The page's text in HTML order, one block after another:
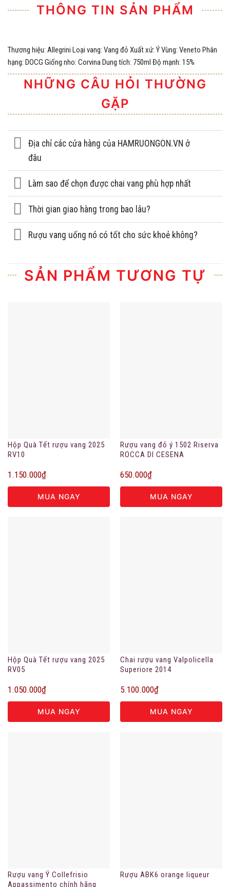
THÔNG TIN SẢN PHẨM
Thương hiệu: Allegrini Loại vang: Vang đỏ Xuất xứ: Ý Vùng: Veneto Phân
hạng: DOCG Giống nho: Corvina Dung tích: 750ml Độ mạnh: 15%
NHỮNG CÂU HỎI THƯỜNG
GẶP
Địa chỉ các cửa hàng của HAMRUONGON.VN ở
đâu
Làm sao để chọn được chai vang phù hợp nhất
Thời gian giao hàng trong bao lâu?
Rượu vang uống nó có tốt cho sức khoẻ không?
SẢN PHẨM TƯƠNG TỰ
Hộp Quà Tết rượu vang 2025
RV10
1.150.000₫
MUA NGAY
Rượu vang đỏ ý 1502 Riserva
ROCCA DI CESENA
650.000₫
MUA NGAY
Hộp Quà Tết rượu vang 2025
RV05
1.050.000₫
MUA NGAY
Chai rượu vang Valpolicella
Superiore 2014
5.100.000₫
MUA NGAY
Rượu vang Ý Collefrisio
Appassimento chính hãng
Rượu ABK6 orange liqueur